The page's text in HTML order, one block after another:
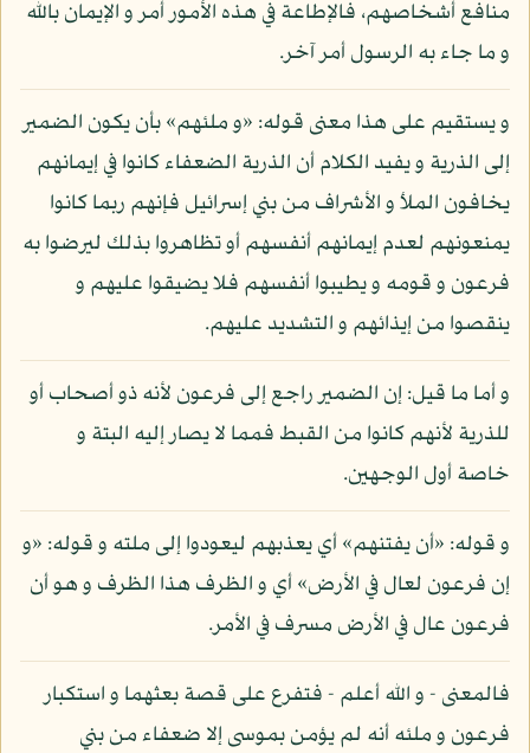
منافع أشخاصهم، فالإطاعة في هذه الأمور أمر و الإيمان بالله
و ما جاء به الرسول أمر آخر.
و يستقيم على هذا معنى قوله: «و ملئهم» بأن يكون الضمير
إلى الذرية و يفيد الكلام أن الذرية الضعفاء كانوا في إيمانهم
يخافون الملأ و الأشراف من بني إسرائيل فإنهم ربما كانوا
يمنعونهم لعدم إيمانهم أنفسهم أو تظاهروا بذلك ليرضوا به
فرعون و قومه و يطيبوا أنفسهم فلا يضيقوا عليهم و
ينقصوا من إيذائهم و التشديد عليهم.
و أما ما قيل: إن الضمير راجع إلى فرعون لأنه ذو أصحاب أو
للذرية لأنهم كانوا من القبط فمما لا يصار إليه البتة و
خاصة أول الوجهين.
و قوله: «أن يفتنهم» أي يعذبهم ليعودوا إلى ملته و قوله: «و
إن فرعون لعال في الأرض» أي و الظرف هذا الظرف و هو أن
فرعون عال في الأرض مسرف في الأمر.
فالمعنى - و الله أعلم - فتفرع على قصة بعثهما و استكبار
فرعون و ملئه أنه لم يؤمن بموسى إلا ضعفاء من بني